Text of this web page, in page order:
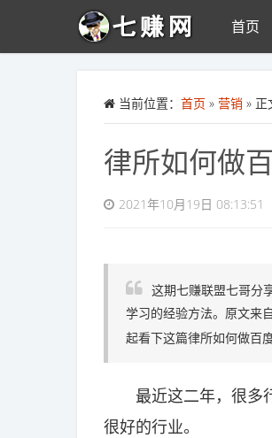
首页
当前位置： 首页 » 营销 » 正
律所如何做
2021年10月19日 08:13:51
这期七赚联盟七哥分
学习的经验方法。原文来
起看下这篇律所如何做百
最近这二年，很多行
很好的行业。